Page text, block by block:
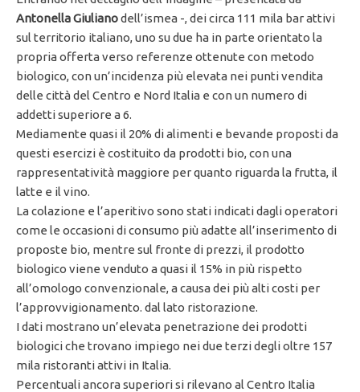
Antonella Giulianodell’ismea -, dei circa 111 mila bar attivi
sul territorio italiano, uno su due ha in parte orientato la
propria offerta verso referenze ottenute con metodo
biologico, con un’incidenza più elevata nei punti vendita
delle città del Centro e Nord Italia e con un numero di
addetti superiore a 6.
Mediamente quasi il 20% di alimenti e bevande proposti da
questi esercizi è costituito da prodotti bio, con una
rappresentatività maggiore per quanto riguarda la frutta, il
latte e il vino.
La colazione e l’aperitivo sono stati indicati dagli operatori
come le occasioni di consumo più adatte all’inserimento di
proposte bio, mentre sul fronte di prezzi, il prodotto
biologico viene venduto a quasi il 15% in più rispetto
all’omologo convenzionale, a causa dei più alti costi per
l’approvvigionamento. dal lato ristorazione.
I dati mostrano un’elevata penetrazione dei prodotti
biologici che trovano impiego nei due terzi degli oltre 157
mila ristoranti attivi in Italia.
Percentuali ancora superiori si rilevano al Centro Italia